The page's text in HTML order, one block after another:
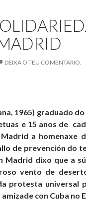
DEIXA O TEU COMENTARIO.
1965) graduado
e 15 anos de
a
de prevención do
Madrid dixo que a
vento de
protesta universal
con Cuba no